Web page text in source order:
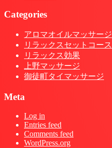
Categories
アロマオイルマッサージ
リラックスセットコース
リラックス効果
上野マッサージ
御徒町タイマッサージ
Meta
Log in
Entries feed
Comments feed
WordPress.org